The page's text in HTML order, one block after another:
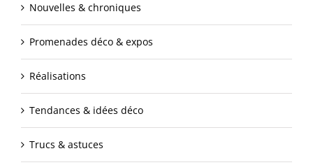
Nouvelles & chroniques
Promenades déco & expos
Réalisations
Tendances & idées déco
Trucs & astuces